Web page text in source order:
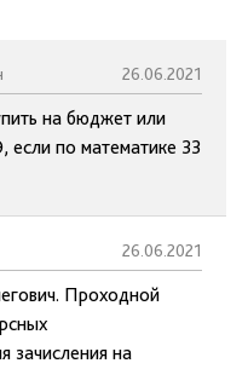
26.06.2021
на бюджет или
если по математике 33
26.06.2021
Проходной
зачисления на